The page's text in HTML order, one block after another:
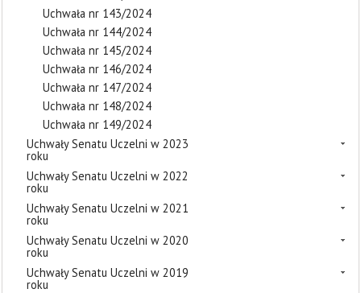
Uchwała nr 143/2024
Uchwała nr 144/2024
Uchwała nr 145/2024
Uchwała nr 146/2024
Uchwała nr 147/2024
Uchwała nr 148/2024
Uchwała nr 149/2024
Uchwały Senatu Uczelni w 2023
roku
Uchwały Senatu Uczelni w 2022
roku
Uchwały Senatu Uczelni w 2021
roku
Uchwały Senatu Uczelni w 2020
roku
Uchwały Senatu Uczelni w 2019
roku